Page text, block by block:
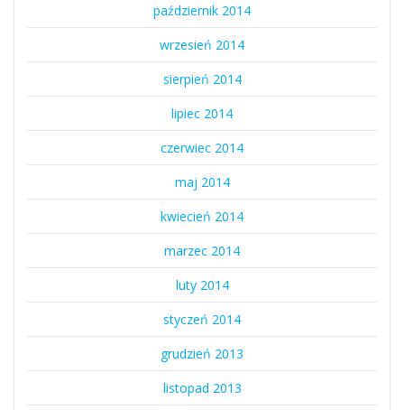
październik 2014
wrzesień 2014
sierpień 2014
lipiec 2014
czerwiec 2014
maj 2014
kwiecień 2014
marzec 2014
luty 2014
styczeń 2014
grudzień 2013
listopad 2013